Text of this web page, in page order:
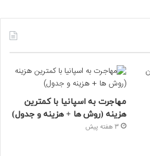
مهاجرت به اسپانیا با کمترین
هزینه (روش ها + هزینه و جدول)
3 هفته پیش